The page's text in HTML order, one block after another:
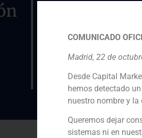
GBS
Tankiac,
para el
Dominion
COMUNICADO
Madrid, 22 de
Desde Capital
hemos detectado
nuestro nombre y
Queremos dejar
sistemas ni en